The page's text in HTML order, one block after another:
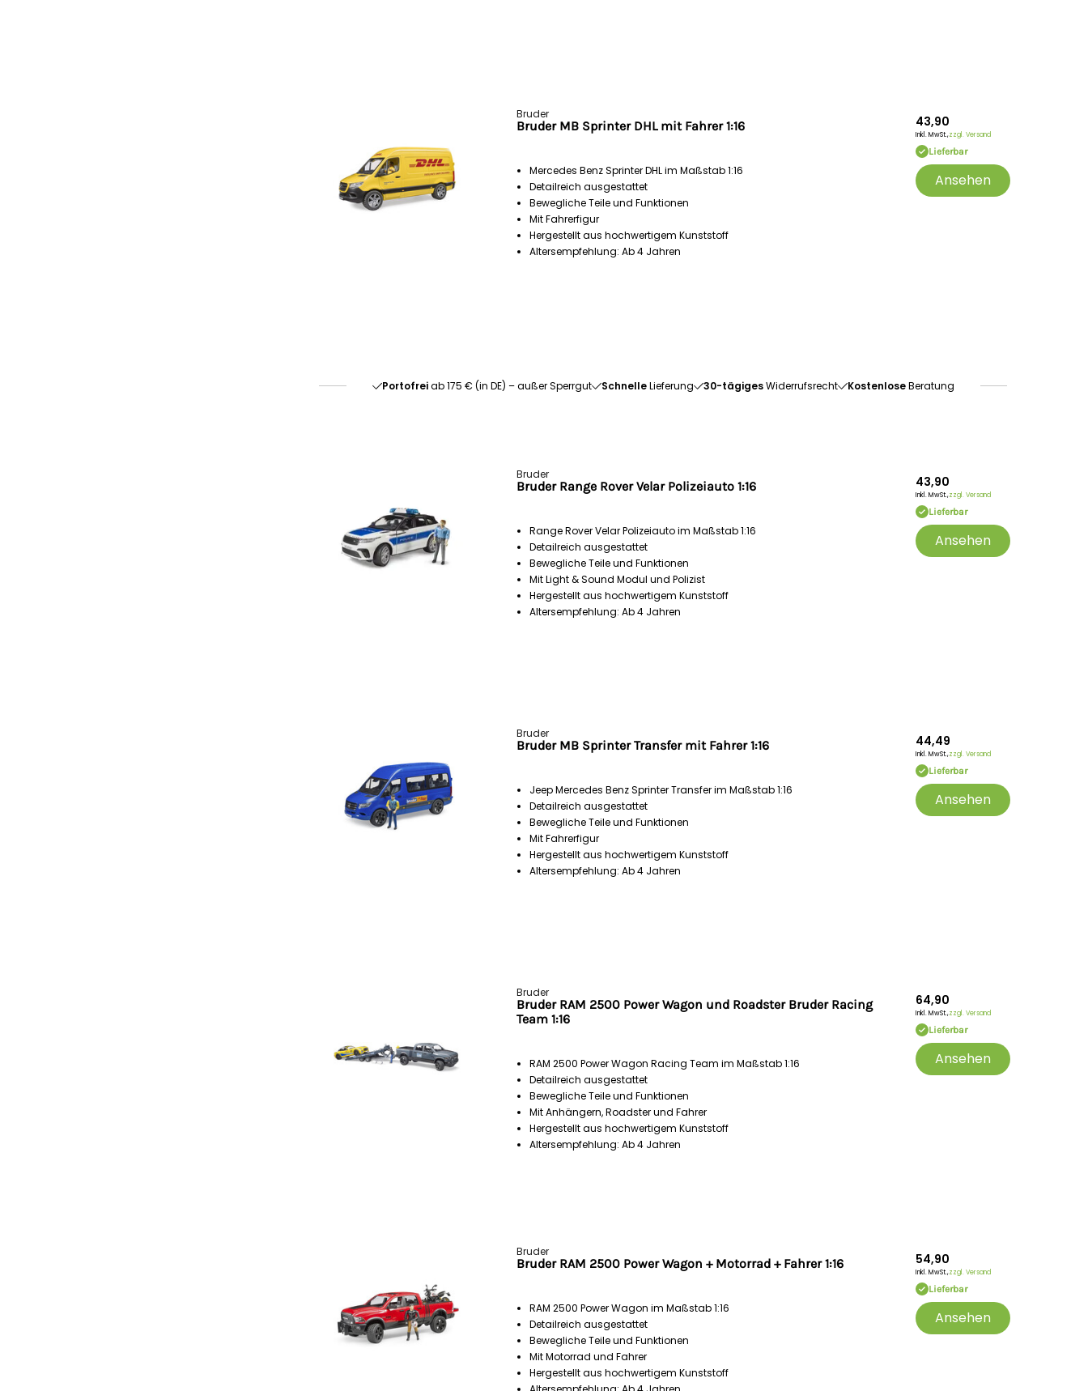
Bruder
Bruder MB Sprinter DHL mit Fahrer 1:16
Mercedes Benz Sprinter DHL im Maßstab 1:16
Detailreich ausgestattet
Bewegliche Teile und Funktionen
Mit Fahrerfigur
Hergestellt aus hochwertigem Kunststoff
Altersempfehlung: Ab 4 Jahren
43,90
Inkl. MwSt.,zzgl. Versand
Lieferbar
Ansehen
Portofreiab 175 € (in DE) – außer Sperrgut SchnelleLieferung 30-tägigesWiderrufsrecht KostenloseBeratung
Bruder
Bruder Range Rover Velar Polizeiauto 1:16
Range Rover Velar Polizeiauto im Maßstab 1:16
Detailreich ausgestattet
Bewegliche Teile und Funktionen
Mit Light & Sound Modul und Polizist
Hergestellt aus hochwertigem Kunststoff
Altersempfehlung: Ab 4 Jahren
43,90
Inkl. MwSt.,zzgl. Versand
Lieferbar
Ansehen
Bruder
Bruder MB Sprinter Transfer mit Fahrer 1:16
Jeep Mercedes Benz Sprinter Transfer im Maßstab 1:16
Detailreich ausgestattet
Bewegliche Teile und Funktionen
Mit Fahrerfigur
Hergestellt aus hochwertigem Kunststoff
Altersempfehlung: Ab 4 Jahren
44,49
Inkl. MwSt.,zzgl. Versand
Lieferbar
Ansehen
Bruder
Bruder RAM 2500 Power Wagon und Roadster Bruder Racing
Team 1:16
RAM 2500 Power Wagon Racing Team im Maßstab 1:16
Detailreich ausgestattet
Bewegliche Teile und Funktionen
Mit Anhängern, Roadster und Fahrer
Hergestellt aus hochwertigem Kunststoff
Altersempfehlung: Ab 4 Jahren
64,90
Inkl. MwSt.,zzgl. Versand
Lieferbar
Ansehen
Bruder
Bruder RAM 2500 Power Wagon + Motorrad + Fahrer 1:16
RAM 2500 Power Wagon im Maßstab 1:16
Detailreich ausgestattet
Bewegliche Teile und Funktionen
Mit Motorrad und Fahrer
Hergestellt aus hochwertigem Kunststoff
54,90
Inkl. MwSt.,zzgl. Versand
Lieferbar
Ansehen